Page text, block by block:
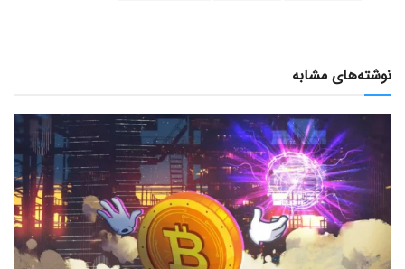
نوشته‌های مشابه